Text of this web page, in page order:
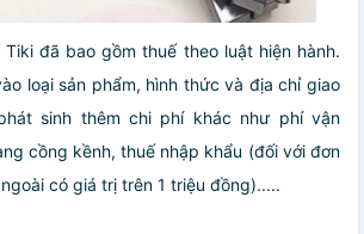
Tiki đã bao gồm thuế theo luật hiện hành.
loại sản phẩm, hình thức và địa chỉ giao
sinh thêm chi phí khác như phí vận
cồng kềnh, thuế nhập khẩu (đối với đơn
có giá trị trên 1 triệu đồng).....